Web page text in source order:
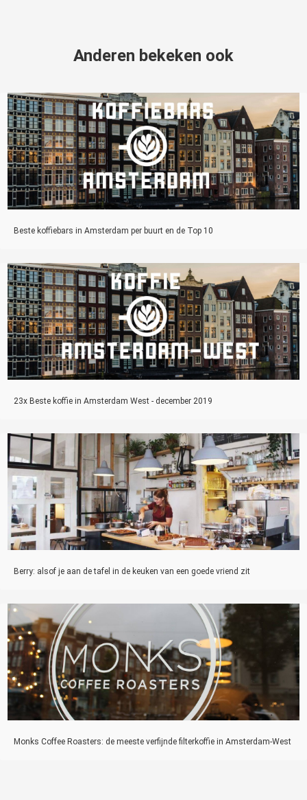
Anderen bekeken ook
Beste koffiebars in Amsterdam per buurt en de Top 10
23x Beste koffie in Amsterdam West - december 2019
Berry: alsof je aan de tafel in de keuken van een goede vriend zit
Monks Coffee Roasters: de meeste verfijnde filterkoffie in Amsterdam-West